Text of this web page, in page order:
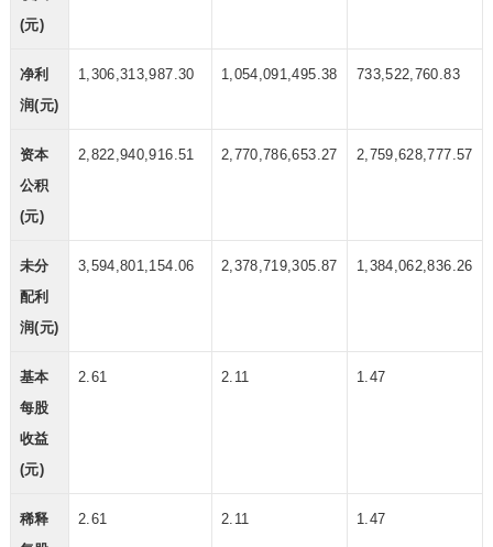
(元)
净利
润(元)
1,306,313,987.30 1,054,091,495.38 733,522,760.83
资本
公积
(元)
2,822,940,916.51 2,770,786,653.27 2,759,628,777.57
未分
配利
润(元)
3,594,801,154.06 2,378,719,305.87 1,384,062,836.26
基本
每股
收益
(元)
2.61 2.11 1.47
稀释
2.61 2.11 1.47